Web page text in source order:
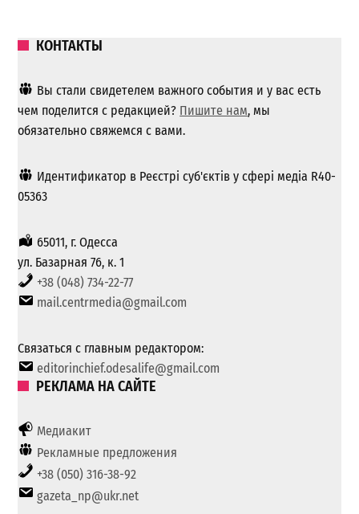
КОНТАКТЫ
Вы стали свидетелем важного события и у вас есть
чем поделится с редакцией? Пишите нам, мы
обязательно свяжемся с вами.
Идентификатор в Реєстрі суб'єктів у сфері медіа R40-
05363
65011, г. Одесса
ул. Базарная 76, к. 1
+38 (048) 734-22-77
mail.centrmedia@gmail.com
Связаться с главным редактором:
editorinchief.odesalife@gmail.com
РЕКЛАМА НА САЙТЕ
Медиакит
Рекламные предложения
+38 (050) 316-38-92
gazeta_np@ukr.net